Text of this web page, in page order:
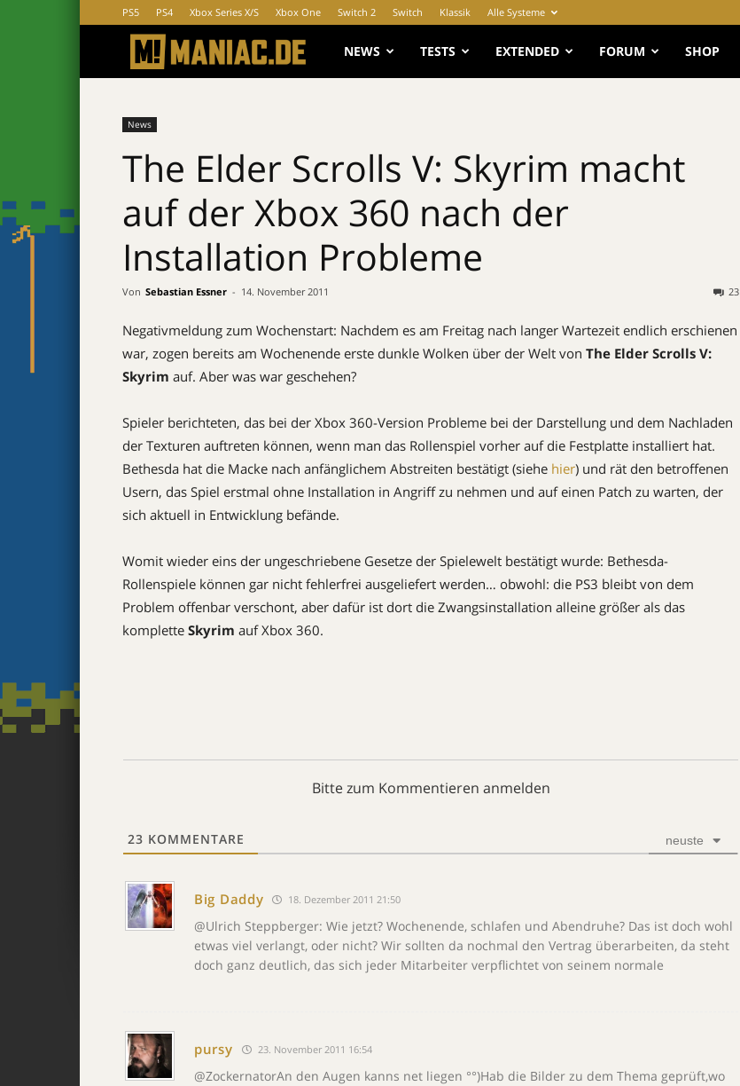
PS5 PS4 Xbox Series X/S Xbox One Switch 2 Switch Klassik Alle Systeme
MANIAC.de
NEWS TESTS EXTENDED FORUM SHOP
News
The Elder Scrolls V: Skyrim macht
auf der Xbox 360 nach der
Installation Probleme
Von Sebastian Essner - 14. November 2011 23
Negativmeldung zum Wochenstart: Nachdem es am Freitag nach langer Wartezeit endlich erschienen
war, zogen bereits am Wochenende erste dunkle Wolken über der Welt von The Elder Scrolls V:
Skyrim auf. Aber was war geschehen?
Spieler berichteten, das bei der Xbox 360-Version Probleme bei der Darstellung und dem Nachladen
der Texturen auftreten können, wenn man das Rollenspiel vorher auf die Festplatte installiert hat.
Bethesda hat die Macke nach anfänglichem Abstreiten bestätigt (siehe hier) und rät den betroffenen
Usern, das Spiel erstmal ohne Installation in Angriff zu nehmen und auf einen Patch zu warten, der
sich aktuell in Entwicklung befände.
Womit wieder eins der ungeschriebene Gesetze der Spielewelt bestätigt wurde: Bethesda-
Rollenspiele können gar nicht fehlerfrei ausgeliefert werden… obwohl: die PS3 bleibt von dem
Problem offenbar verschont, aber dafür ist dort die Zwangsinstallation alleine größer als das
komplette Skyrim auf Xbox 360.
Bitte zum Kommentieren anmelden
23 KOMMENTARE neuste
Big Daddy 18. Dezember 2011 21:50
@Ulrich Steppberger: Wie jetzt? Wochenende, schlafen und Abendruhe? Das ist doch wohl
etwas viel verlangt, oder nicht? Wir sollten da nochmal den Vertrag überarbeiten, da steht
doch ganz deutlich, das sich jeder Mitarbeiter verpflichtet von seinem normale
pursy 23. November 2011 16:54
@ZockernatorAn den Augen kanns net liegen °°)Hab die Bilder zu dem Thema geprüft,wo